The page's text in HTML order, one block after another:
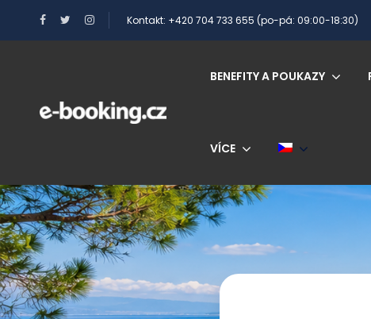
Kontakt: +420 704 733 655 (po-pá: 09:00-18:30)
BENEFITY A POUKAZY
VÍCE